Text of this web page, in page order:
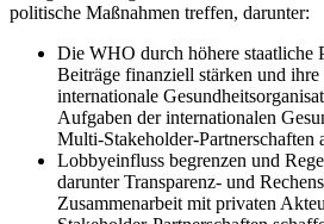
politische Maßnahmen treffen, darunter:
Die WHO durch höhere staatliche
Beiträge finanziell stärken und ihre
internationale
Aufgaben der internationalen
Multi-Stakeholder-Partnerschaften
Lobbyeinfluss begrenzen und
darunter Transparenz- und
Zusammenarbeit mit privaten